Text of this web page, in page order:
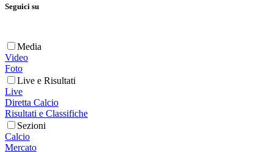
Seguici su
Media
Video
Foto
Live e Risultati
Live
Diretta Calcio
Risultati e Classifiche
Sezioni
Calcio
Mercato